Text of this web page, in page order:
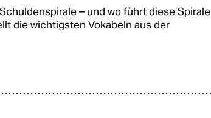
– und wo führt diese Spirale
die wichtigsten Vokabeln aus der